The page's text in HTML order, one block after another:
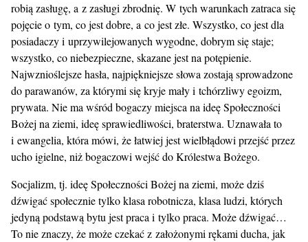
robią zasługę, a z zasługi zbrodnię. W tych warunkach zatraca się
pojęcie o tym, co jest dobre, a co jest złe. Wszystko, co jest dla
posiadaczy i uprzywilejowanych wygodne, dobrym się staje;
wszystko, co niebezpieczne, skazane jest na potępienie.
Najwznioślejsze hasła, najpiękniejsze słowa zostają sprowadzone
do parawanów, za którymi się kryje mały i tchórzliwy egoizm,
prywata. Nie ma wśród bogaczy miejsca na ideę Społeczności
Bożej na ziemi, ideę sprawiedliwości, braterstwa. Uznawała to
i ewangelia, która mówi, że łatwiej jest wielbłądowi przejść przez
ucho igielne, niż bogaczowi wejść do Królestwa Bożego.
Socjalizm, tj. ideę Społeczności Bożej na ziemi, może dziś
dźwigać społecznie tylko klasa robotnicza, klasa ludzi, których
jedyną podstawą bytu jest praca i tylko praca. Może dźwigać…
To nie znaczy, że może czekać z założonymi rękami ducha, jak